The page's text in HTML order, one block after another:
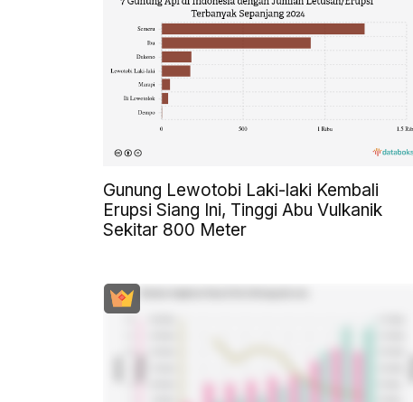
Gunung Lewotobi Laki-laki Kembali
Erupsi Siang Ini, Tinggi Abu Vulkanik
Sekitar 800 Meter